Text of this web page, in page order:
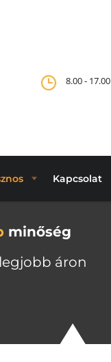
8.00 - 17.00
Kapcsolat
minőség
áron